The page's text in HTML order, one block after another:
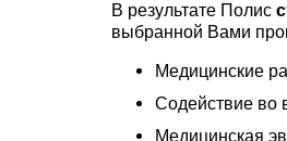
В результате Полис
выбранной Вами
Медицинские
Содействие во
Медицинская